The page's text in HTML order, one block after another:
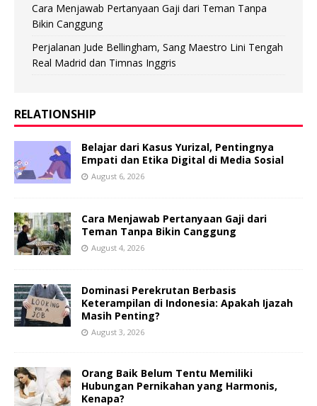
Cara Menjawab Pertanyaan Gaji dari Teman Tanpa
Bikin Canggung
Perjalanan Jude Bellingham, Sang Maestro Lini Tengah
Real Madrid dan Timnas Inggris
RELATIONSHIP
Belajar dari Kasus Yurizal, Pentingnya
Empati dan Etika Digital di Media Sosial
August 6, 2026
Cara Menjawab Pertanyaan Gaji dari
Teman Tanpa Bikin Canggung
August 4, 2026
Dominasi Perekrutan Berbasis
Keterampilan di Indonesia: Apakah Ijazah
Masih Penting?
August 3, 2026
Orang Baik Belum Tentu Memiliki
Hubungan Pernikahan yang Harmonis,
Kenapa?